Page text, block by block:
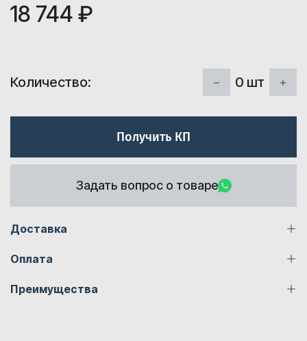
18 744 ₽
Количество: 0 шт
Получить КП
Задать вопрос о товаре
Доставка
Оплата
Преимущества